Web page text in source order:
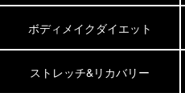
ボディメイクダイエット
ストレッチ&リカバリー